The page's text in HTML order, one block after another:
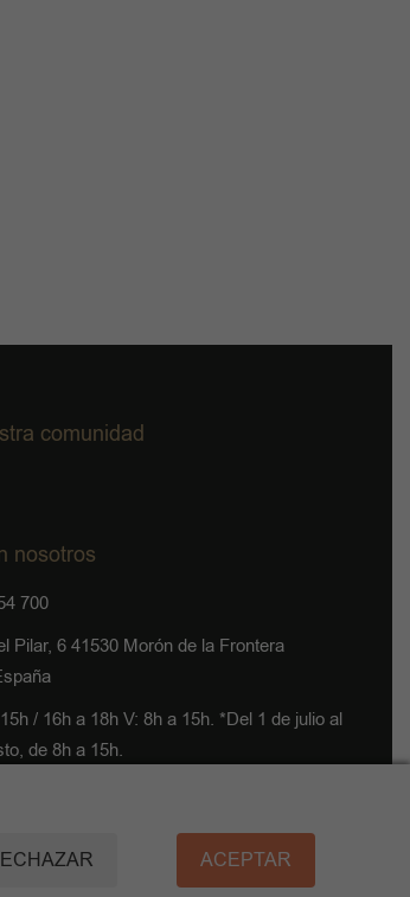
comunidad
nosotros
700
Pilar, 6 41530 Morón de la Frontera
/ 16h a 18h V: 8h a 15h. *Del 1 de julio al
de 8h a 15h.
ACEPTAR